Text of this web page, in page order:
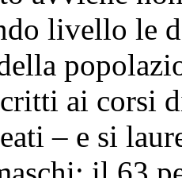
livello le
ai corsi
– e si